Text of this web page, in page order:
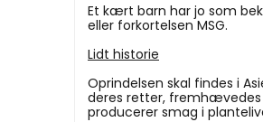
Et kært barn har jo som
eller forkortelsen MSG.
Lidt historie
Oprindelsen skal findes i
deres retter, fremhævedes
producerer smag i